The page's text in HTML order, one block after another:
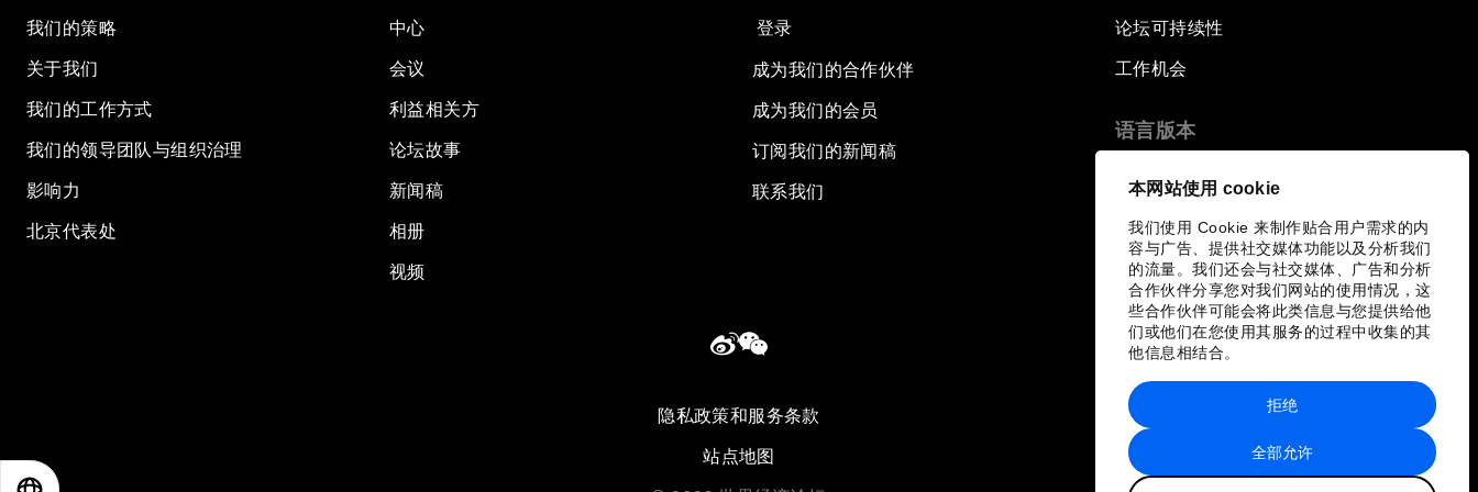
本网站使用 cookie
我们使用 Cookie 来制作贴合用户需求的内
容与广告、提供社交媒体功能以及分析我们
的流量。我们还会与社交媒体、广告和分析
合作伙伴分享您对我们网站的使用情况，这
些合作伙伴可能会将此类信息与您提供给他
们或他们在您使用其服务的过程中收集的其
他信息相结合。
全部允许
拒绝
我们的策略
关于我们
我们的工作方式
我们的领导团队与组织治理
影响力
北京代表处
中心
会议
利益相关方
论坛故事
新闻稿
相册
视频
登录
成为我们的合作伙伴
成为我们的会员
订阅我们的新闻稿
联系我们
论坛可持续性
工作机会
语言版本
隐私政策和服务条款
站点地图